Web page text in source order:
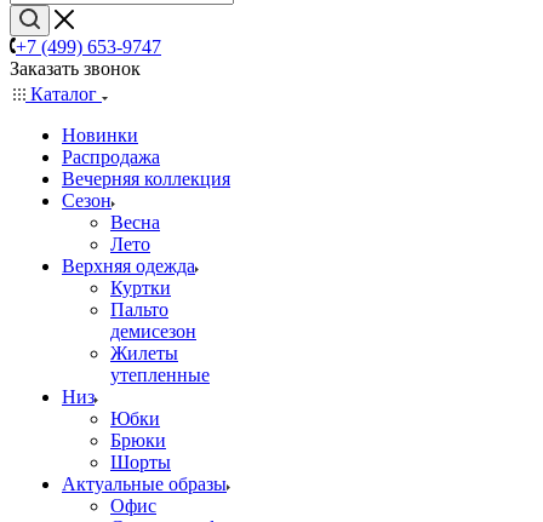
+7 (499) 653-9747
Заказать звонок
Каталог
Новинки
Распродажа
Вечерняя коллекция
Сезон
Весна
Лето
Верхняя одежда
Куртки
Пальто
демисезон
Жилеты
утепленные
Низ
Юбки
Брюки
Шорты
Актуальные образы
Офис